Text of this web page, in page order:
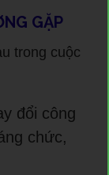
GẶP
trong cuộc
đổi công
chức,